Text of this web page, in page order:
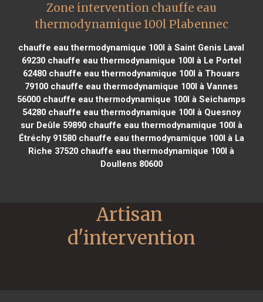
Zone intervention chauffe eau
thermodynamique 100l Plabennec
chauffe eau thermodynamique 100l à Saint Genis Laval
69230chauffe eau thermodynamique 100l à Le Portel
62480 chauffe eau thermodynamique 100l à Thouars
79100 chauffe eau thermodynamique 100l à Vannes
56000 chauffe eau thermodynamique 100l à Seichamps
54280chauffe eau thermodynamique 100l à Quesnoy
sur Deûle 59890chauffe eau thermodynamique 100l à
Étréchy 91580chauffe eau thermodynamique 100l à La
Riche 37520 chauffe eau thermodynamique 100l à
Doullens 80600
Artisan
d'intervention